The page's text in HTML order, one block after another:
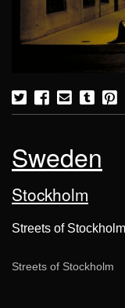
Sweden
Stockholm
Streets of Stockholm
Streets of Stockholm